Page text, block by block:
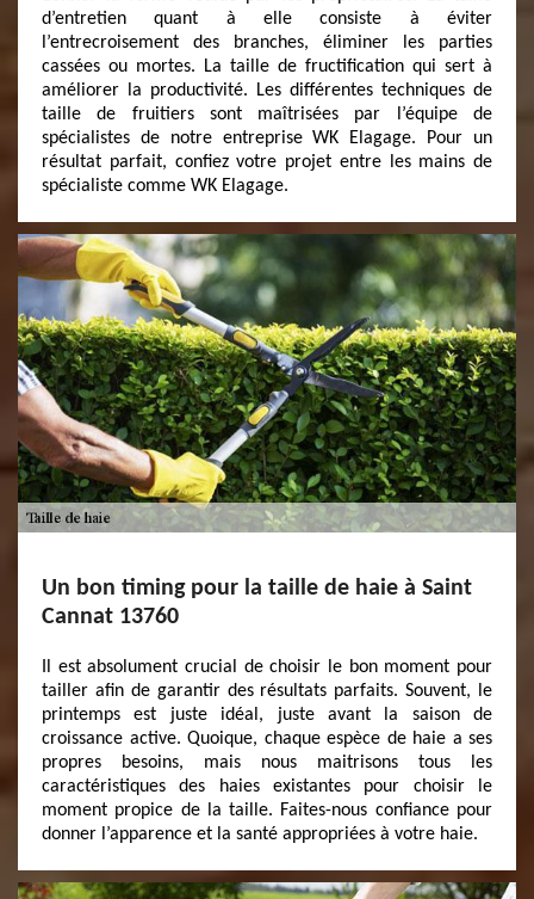
d’entretien quant à elle consiste à éviter
l’entrecroisement des branches, éliminer les parties
cassées ou mortes. La taille de fructification qui sert à
améliorer la productivité. Les différentes techniques de
taille de fruitiers sont maîtrisées par l’équipe de
spécialistes de notre entreprise WK Elagage. Pour un
résultat parfait, confiez votre projet entre les mains de
spécialiste comme WK Elagage.
Un bon timing pour la taille de haie à Saint
Cannat 13760
Il est absolument crucial de choisir le bon moment pour
tailler afin de garantir des résultats parfaits. Souvent, le
printemps est juste idéal, juste avant la saison de
croissance active. Quoique, chaque espèce de haie a ses
propres besoins, mais nous maitrisons tous les
caractéristiques des haies existantes pour choisir le
moment propice de la taille. Faites-nous confiance pour
donner l’apparence et la santé appropriées à votre haie.